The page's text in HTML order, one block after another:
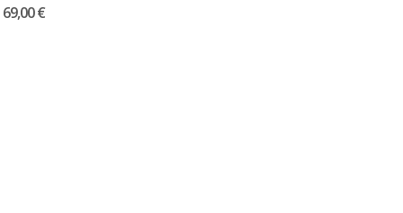
69,00 €